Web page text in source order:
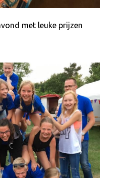
met leuke prijzen